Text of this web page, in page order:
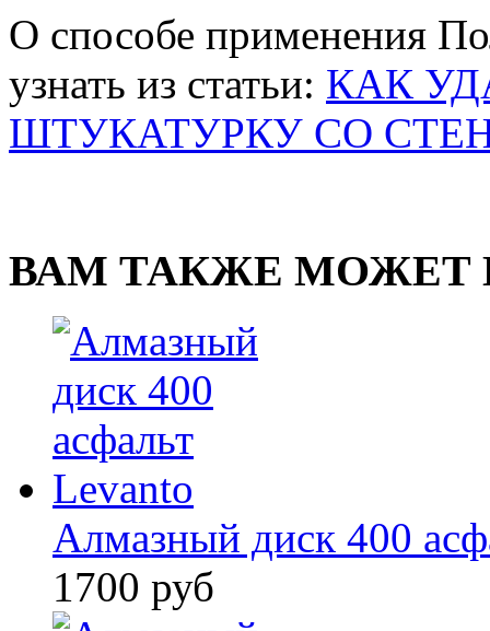
О способе применения
узнать из статьи: КАК
ШТУКАТУРКУ СО
ВАМ ТАКЖЕ МОЖЕТ
Алмазный диск 400
1700 руб